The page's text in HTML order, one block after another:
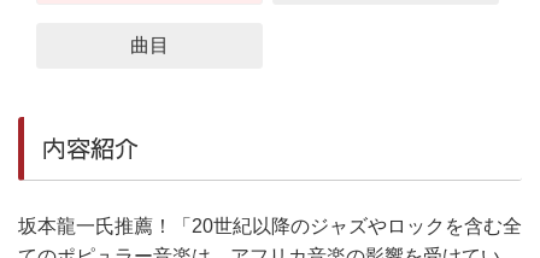
曲目
内容紹介
坂本龍一氏推薦！「20世紀以降のジャズやロックを含む全